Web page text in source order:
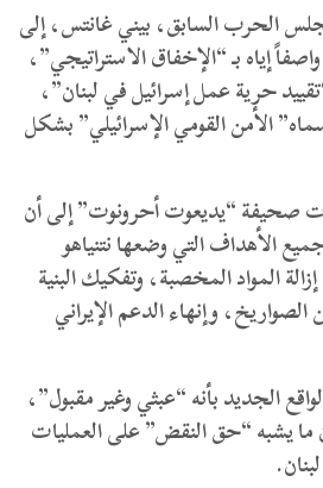
الحرب السابق، بيني غانتس، إلى
إياه بـ “الإخفاق الاستراتيجي”،
حرية عمل إسرائيل في لبنان”،
الأمن القومي الإسرائيلي” بشكل
صحيفة “يديعوت أحرونوت” إلى أن
الأهداف التي وضعها نتنياهو
المواد المخصبة، وتفكيك البنية
الصواريخ، وإنهاء الدعم الإيراني
القناة “13” الواقع الجديد بأنه “عبثي وغير مقبول”،
ما يشبه “حق النقض” على العمليات